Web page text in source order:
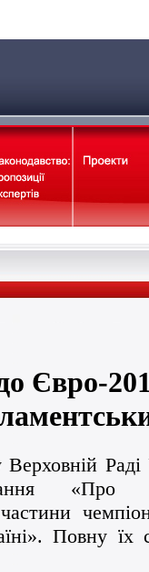
Євро-
Раді
«Про
Повну їх